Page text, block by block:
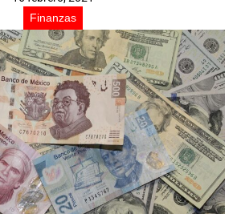
Finanzas